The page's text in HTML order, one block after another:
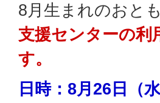
8月生まれのおと
支援センターの利
す。
日時：8月26日（